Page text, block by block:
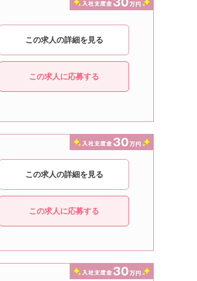
この求人の詳細を見る
この求人に応募する
この求人の詳細を見る
この求人に応募する